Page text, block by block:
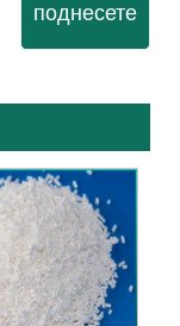
поднесете